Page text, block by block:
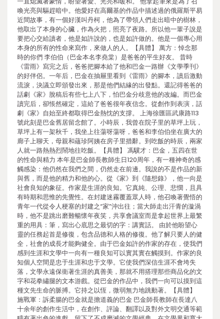
喚光亮與驅趕暗中。他愛好在高爾基的作品中描述過的俄羅斯平易
近間故事，有一個好漢叫丹柯，他為了帶領人們走出暗中的樹林，
他取出了本身的心臟，作為火把，照亮了夜路。所以他一輩子說是
要把心交給讀者，他是如許說的，也是如許做的。他是一個專心用
本身的所有的性命來寫作，來做人的人。【具體】 萬方：悼念那
時的你們 李伯伯（巴金本名李堯棠）是爸爸的平生好友。 昔時
《雷雨》寫完之后，爸爸把腳本給了他和巴金一路辦《文學季刊》
的好伴侶。一年后，巴金在抽屜里看到《雷雨》的腳本，讀后激動
流淚，決議立即頒發出來，那是他們結緣的出發點。還記得爸爸的
話劇《家》脫稿后有些七上八下，怕巴金分歧意他的改編。而巴金
讀完后，卻悵然確定，這給了爸爸很年夜信念。從創作到表演，話
劇《家》自始至終都取得巴金熱忱的支撐。 上海徐匯區武康路113
號此刻是巴金舊居留念館了。小時辰，我曾在院子里的草坪上玩，
草坪上有一架秋千，我坐上往蕩呀蕩呀，爸爸和李伯伯坐在廣大的
廊子上聊天，母親和蘊珍阿姨在房子里措辭。到吃飯的時辰，兩家
人就一路熱熱烈鬧地往吃飯。【具體】 馮驥才：巴金，五四在世
的性命與精力 本年是巴金師長教師生日120周年，有一種神奇的感
觸感染：他仍然在我們之間，仍然走在前邊。我說的不是作品的新
與舊，而是他的精力和他的心。從《家》到《隨想錄》，他一向是
社會良知的象征。作家是生涯的良知。它真純、公理、悲憫，且具
有時期和思惟的先覺性。在封建迷霧覆蓋眾人時，他召喚著覺悟的
青年一代從令人梗塞的封建之“家”沖出往；當大師走出汗青的漩渦
時，他不是跳出磨難暢懷年夜笑，共享會議室而是拿起世界上最繁
重的用具：筆，寫出心底思之最切的字：講實話。 由於他盼望心
靈的任務起首是修復，包含品德和人格的修復。他了解只要人的健
全，社會的成長才能夠健全。由于巴金如許的作家的存在，使我們
感到生涯和文學中一向有一種良知可以實其實在觸摸到。作家的良
知個人空間是忠于生涯和忠于文學。它使我們深信生涯不會垮失
落，文學永遠保衛著生涯的真善美，那就不用搭理那些商品化的文
字和花拳繡腿的文本游戲。從巴金的作品中，我們一向可以摸到這
種文先生命的脈搏。它持之以恆，微弱無力地跳動著。【具體】
施戰軍：訴柔腸的巴金就是擔道義的巴金 巴金師長教師在長達八
十余年的創作生活中，在創作、評論、翻譯以及對外文明交通等範